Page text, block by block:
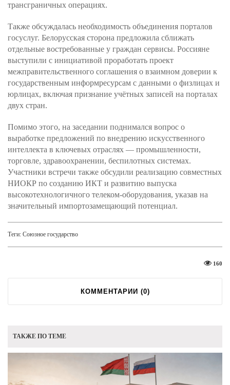
трансграничных операциях.
Также обсуждалась необходимость объединения порталов
госуслуг. Белорусская сторона предложила сближать
отдельные востребованные у граждан сервисы. Россияне
выступили с инициативой проработать проект
межправительственного соглашения о взаимном доверии к
государственным информресурсам с данными о физлицах и
юрлицах, включая признание учётных записей на порталах
двух стран.
Помимо этого, на заседании поднимался вопрос о
выработке предложений по внедрению искусственного
интеллекта в ключевых отраслях — промышленности,
торговле, здравоохранении, беспилотных системах.
Участники встречи также обсудили реализацию совместных
НИОКР по созданию ИКТ и развитию выпуска
высокотехнологичного телеком-оборудования, указав на
значительный импортозамещающий потенциал.
Теги: Союзное государство
160
КОММЕНТАРИИ (0)
ТАКЖЕ ПО ТЕМЕ